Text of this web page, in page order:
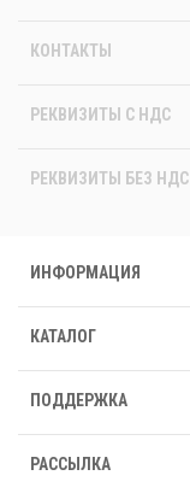
КОНТАКТЫ
РЕКВИЗИТЫ C НДС
РЕКВИЗИТЫ БЕЗ НДС
ИНФОРМАЦИЯ
КАТАЛОГ
ПОДДЕРЖКА
РАССЫЛКА